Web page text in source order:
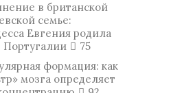
в британской
семье:
Евгения родила
Португалии
75
формация: как
мозга определяет